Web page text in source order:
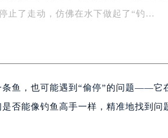
止了走动，仿佛在水下做起了“钓…
条鱼，也可能遇到“偷停”的问题——它
否能像钓鱼高手一样，精准地找到问